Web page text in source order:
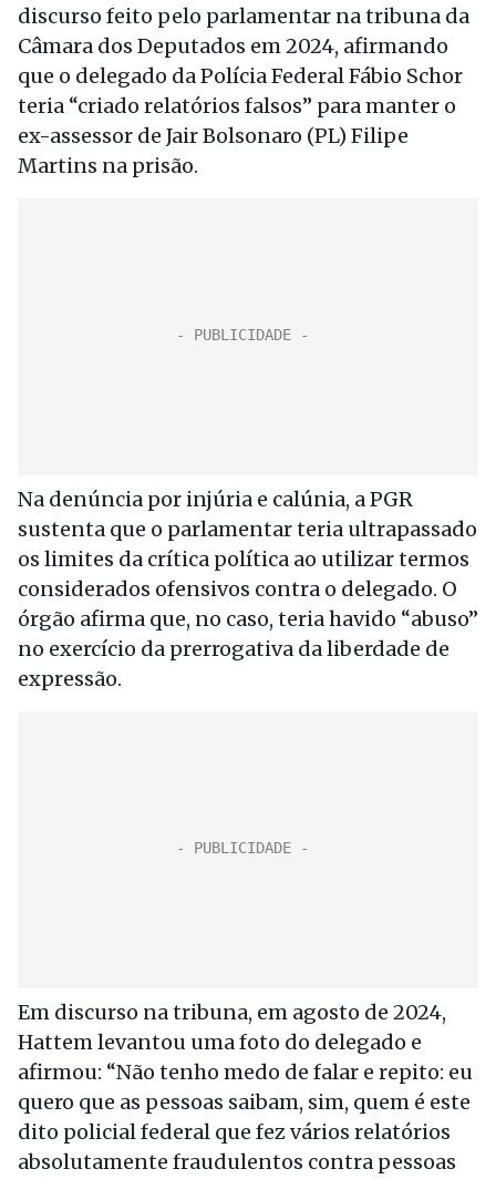
discurso feito pelo parlamentar na tribuna da
Câmara dos Deputados em 2024, afirmando
que o delegado da Polícia Federal Fábio Schor
teria “criado relatórios falsos” para manter o
ex-assessor de Jair Bolsonaro (PL) Filipe
Martins na prisão.
Na denúncia por injúria e calúnia, a PGR
sustenta que o parlamentar teria ultrapassado
os limites da crítica política ao utilizar termos
considerados ofensivos contra o delegado. O
órgão afirma que, no caso, teria havido “abuso”
no exercício da prerrogativa da liberdade de
expressão.
Em discurso na tribuna, em agosto de 2024,
Hattem levantou uma foto do delegado e
afirmou: “Não tenho medo de falar e repito: eu
quero que as pessoas saibam, sim, quem é este
dito policial federal que fez vários relatórios
absolutamente fraudulentos contra pessoas